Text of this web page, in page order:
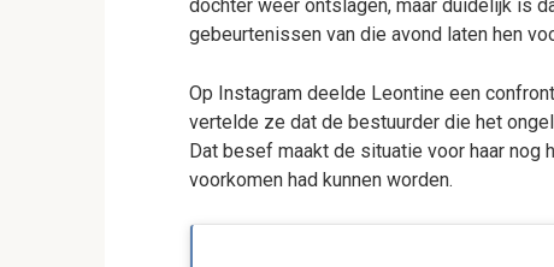
dochter weer ontslagen, maar duidelijk is
gebeurtenissen van die avond laten hen
Op Instagram deelde Leontine een
vertelde ze dat de bestuurder die het
Dat besef maakt de situatie voor haar nog
voorkomen had kunnen worden.